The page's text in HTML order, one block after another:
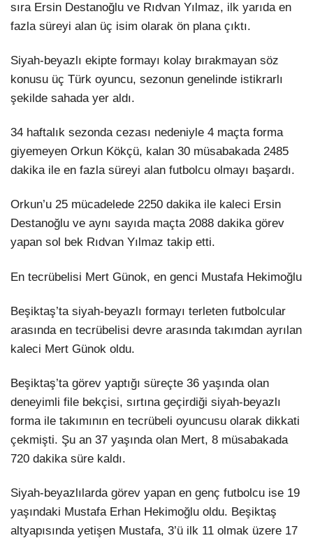
sıra Ersin Destanoğlu ve Rıdvan Yılmaz, ilk yarıda en
fazla süreyi alan üç isim olarak ön plana çıktı.
Siyah-beyazlı ekipte formayı kolay bırakmayan söz
konusu üç Türk oyuncu, sezonun genelinde istikrarlı
şekilde sahada yer aldı.
34 haftalık sezonda cezası nedeniyle 4 maçta forma
giyemeyen Orkun Kökçü, kalan 30 müsabakada 2485
dakika ile en fazla süreyi alan futbolcu olmayı başardı.
Orkun’u 25 mücadelede 2250 dakika ile kaleci Ersin
Destanoğlu ve aynı sayıda maçta 2088 dakika görev
yapan sol bek Rıdvan Yılmaz takip etti.
En tecrübelisi Mert Günok, en genci Mustafa Hekimoğlu
Beşiktaş’ta siyah-beyazlı formayı terleten futbolcular
arasında en tecrübelisi devre arasında takımdan ayrılan
kaleci Mert Günok oldu.
Beşiktaş’ta görev yaptığı süreçte 36 yaşında olan
deneyimli file bekçisi, sırtına geçirdiği siyah-beyazlı
forma ile takımının en tecrübeli oyuncusu olarak dikkati
çekmişti. Şu an 37 yaşında olan Mert, 8 müsabakada
720 dakika süre kaldı.
Siyah-beyazlılarda görev yapan en genç futbolcu ise 19
yaşındaki Mustafa Erhan Hekimoğlu oldu. Beşiktaş
altyapısında yetişen Mustafa, 3’ü ilk 11 olmak üzere 17